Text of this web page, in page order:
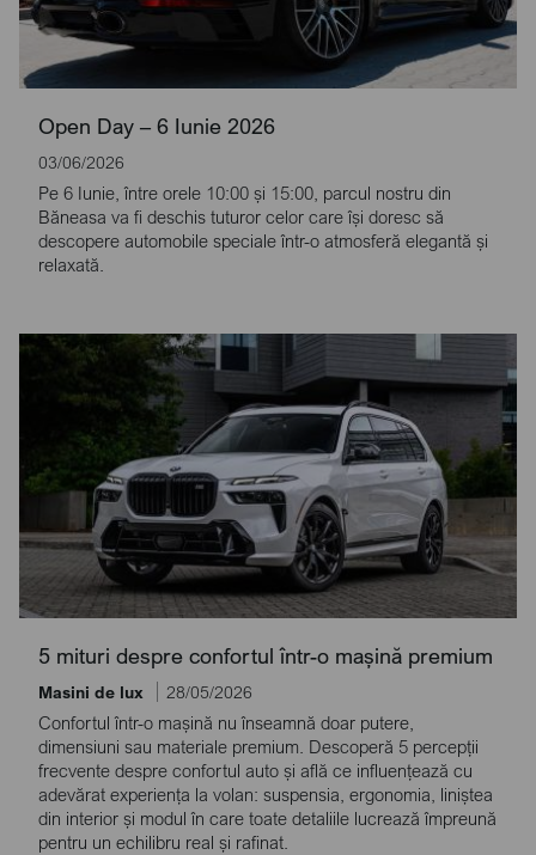
Open Day – 6 Iunie 2026
03/06/2026
Pe 6 Iunie, între orele 10:00 și 15:00, parcul nostru din
Băneasa va fi deschis tuturor celor care își doresc să
descopere automobile speciale într-o atmosferă elegantă și
relaxată.
5 mituri despre confortul într-o mașină premium
Masini de lux 28/05/2026
Confortul într-o mașină nu înseamnă doar putere,
dimensiuni sau materiale premium. Descoperă 5 percepții
frecvente despre confortul auto și află ce influențează cu
adevărat experiența la volan: suspensia, ergonomia, liniștea
din interior și modul în care toate detaliile lucrează împreună
pentru un echilibru real și rafinat.